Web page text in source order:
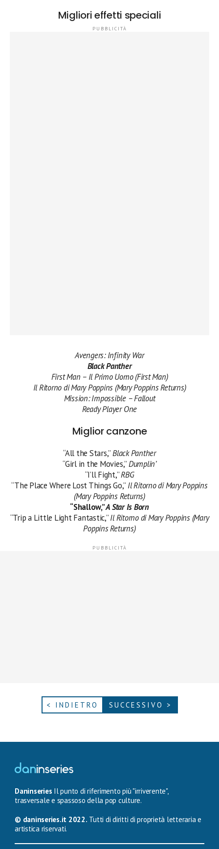
Migliori effetti speciali
Avengers: Infinity War
Black Panther
First Man – Il Primo Uomo (First Man)
Il Ritorno di Mary Poppins (Mary Poppins Returns)
Mission: Impossible – Fallout
Ready Player One
Miglior canzone
“All the Stars,”Black Panther
“Girl in the Movies,”Dumplin’
“I’ll Fight,”RBG
“The Place Where Lost Things Go,” Il Ritorno di Mary Poppins
(Mary Poppins Returns)
“Shallow,”A Star Is Born
“Trip a Little Light Fantastic,”Il Ritorno di Mary Poppins (Mary
Poppins Returns)
< INDIETRO SUCCESSIVO >
Daninseries Il punto di riferimento più "irriverente",
trasversale e spassoso della pop culture.
© daninseries.it 2022. Tutti di diritti di proprietà letteraria e
artistica riservati.